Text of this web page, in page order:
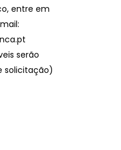
entre em
serão
solicitação)